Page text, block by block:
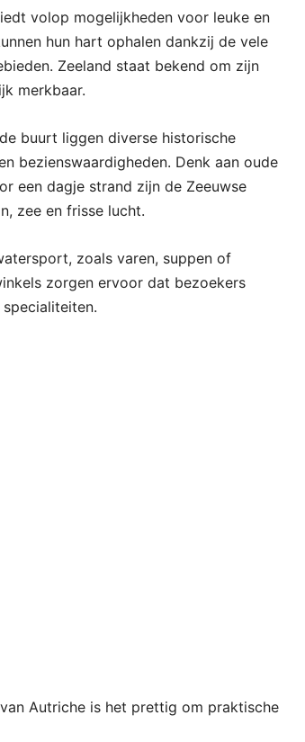
volop mogelijkheden voor leuke en
hun hart ophalen dankzij de vele
Zeeland staat bekend om zijn
merkbaar.
buurt liggen diverse historische
bezienswaardigheden. Denk aan oude
een dagje strand zijn de Zeeuwse
zee en frisse lucht.
zoals varen, suppen of
zorgen ervoor dat bezoekers
Autriche is het prettig om praktische